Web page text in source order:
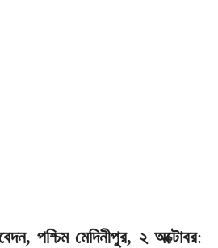
পশ্চিম মেদিনীপুর, ২ অক্টোবর: